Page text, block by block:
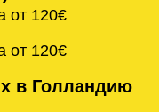
от 120€
от 120€
в Голландию